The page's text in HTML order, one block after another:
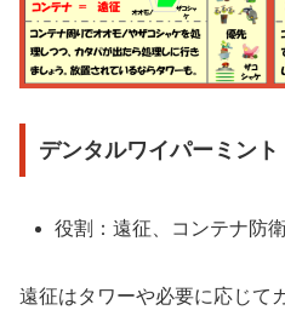
デンタルワイパーミント
役割：遠征、コンテナ防
遠征はタワーや必要に応じて